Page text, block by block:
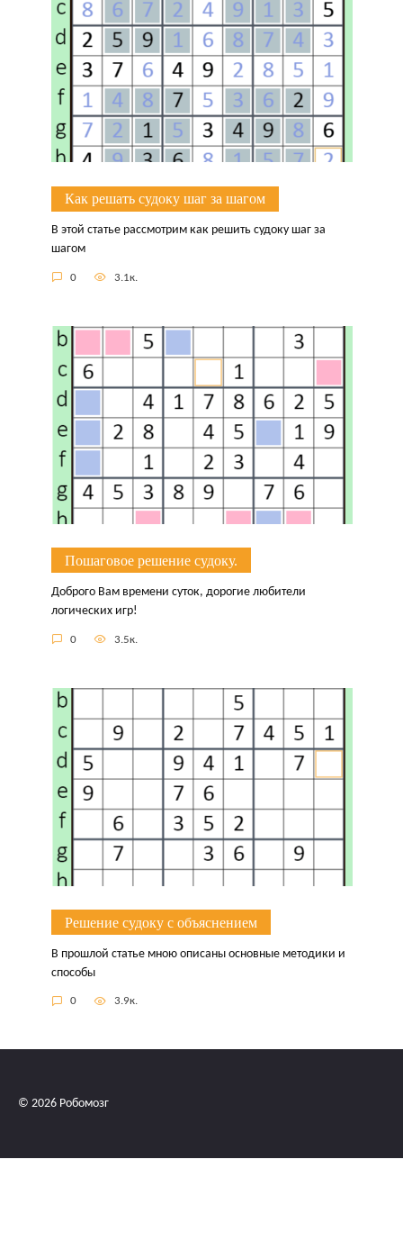
Как решать судоку шаг за шагом
В этой статье рассмотрим как решить судоку шаг за
шагом
0 3.1к.
Пошаговое решение судоку.
Доброго Вам времени суток, дорогие любители
логических игр!
0 3.5к.
Решение судоку с объяснением
В прошлой статье мною описаны основные методики и
способы
0 3.9к.
© 2026 Робомозг